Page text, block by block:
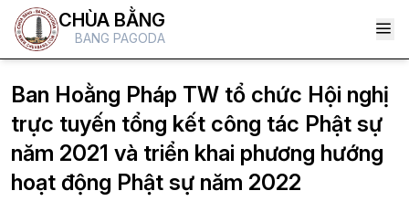
CHÙA BẰNG
BANG PAGODA
Ban Hoằng Pháp TW tổ chức Hội nghị
trực tuyến tổng kết công tác Phật sự
năm 2021 và triển khai phương hướng
hoạt động Phật sự năm 2022